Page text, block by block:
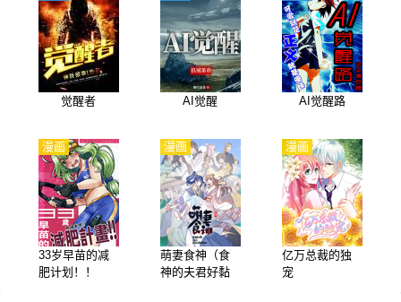
觉醒者 AI觉醒 AI觉醒路
33岁早苗的减
肥计划！！
漫画
萌妻食神（食
神的夫君好黏
漫画
亿万总裁的独
宠
漫画